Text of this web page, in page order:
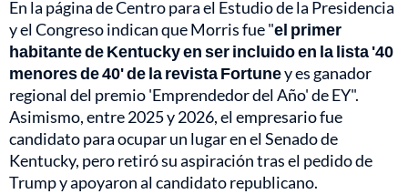
En la página de Centro para el Estudio de la Presidencia
y el Congreso indican que Morris fue "el primer
habitante de Kentucky en ser incluido en la lista '40
menores de 40' de la revista Fortuney es ganador
regional del premio 'Emprendedor del Año' de EY".
Asimismo, entre 2025 y 2026, el empresario fue
candidato para ocupar un lugar en el Senado de
Kentucky, pero retiró su aspiración tras el pedido de
Trump y apoyaron al candidato republicano.